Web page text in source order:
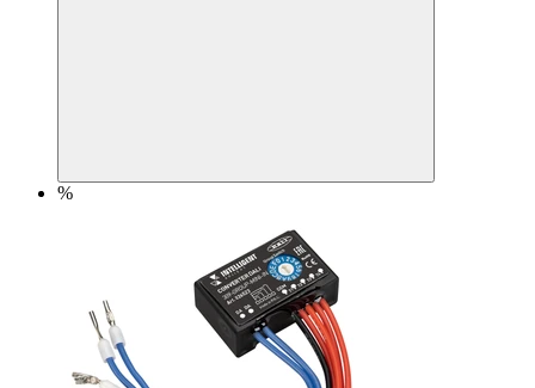
%